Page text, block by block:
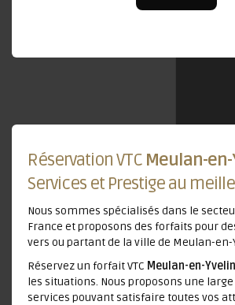
Réservation VTC Meulan-
Services et Prestige au
Nous sommes spécialisés dans le
France et proposons des forfaits pour
vers ou partant de la ville de Meulan-en-
Réservez un forfait VTC Meulan-en-
les situations. Nous proposons une
services pouvant satisfaire toutes vos